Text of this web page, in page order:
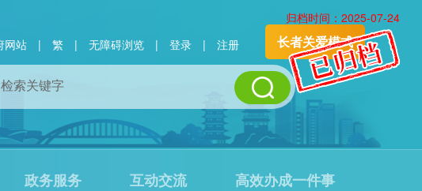
归档时间：2025-07-24
网站 | 繁 | 无障碍浏览 | 登录 | 注册 长者关爱模式
政务服务 互动交流 高效办成一件事